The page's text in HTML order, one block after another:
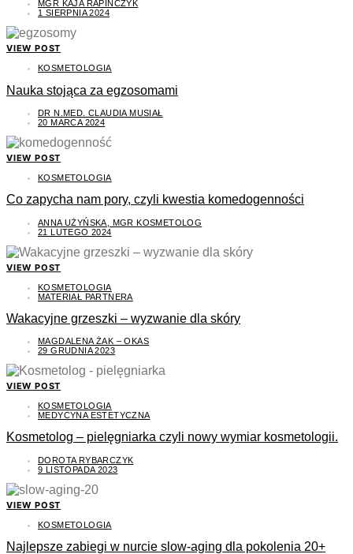
MGR KAJA RAPIŃCZYK
1 SIERPNIA 2024
VIEW POST
KOSMETOLOGIA
Nauka stojąca za egzosomami
DR N.MED. CLAUDIA MUSIAŁ
20 MARCA 2024
VIEW POST
KOSMETOLOGIA
Co zapycha nam pory, czyli kwestia komedogenności
ANNA UŻYŃSKA, MGR KOSMETOLOG
21 LUTEGO 2024
VIEW POST
KOSMETOLOGIA
MATERIAŁ PARTNERA
Wakacyjne grzeszki – wyzwanie dla skóry
MAGDALENA ŻAK – OKAS
29 GRUDNIA 2023
VIEW POST
KOSMETOLOGIA
MEDYCYNA ESTETYCZNA
Kosmetolog – pielęgniarka czyli nowy wymiar kosmetologii.
DOROTA RYBARCZYK
9 LISTOPADA 2023
VIEW POST
KOSMETOLOGIA
Najlepsze zabiegi w nurcie slow-aging dla pokolenia 20+